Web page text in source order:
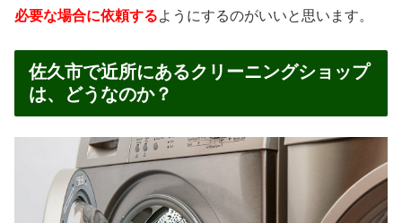
必要な場合に依頼するようにするのがいいと思います。
佐久市で近所にあるクリーニングショップ
は、どうなのか？